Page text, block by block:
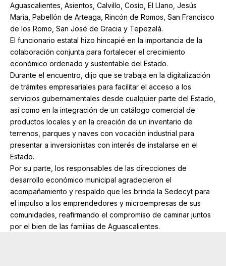
Aguascalientes, Asientos, Calvillo, Cosío, El Llano, Jesús
María, Pabellón de Arteaga, Rincón de Romos, San Francisco
de los Romo, San José de Gracia y Tepezalá.
El funcionario estatal hizo hincapié en la importancia de la
colaboración conjunta para fortalecer el crecimiento
económico ordenado y sustentable del Estado.
Durante el encuentro, dijo que se trabaja en la digitalización
de trámites empresariales para facilitar el acceso a los
servicios gubernamentales desde cualquier parte del Estado,
así como en la integración de un catálogo comercial de
productos locales y en la creación de un inventario de
terrenos, parques y naves con vocación industrial para
presentar a inversionistas con interés de instalarse en el
Estado.
Por su parte, los responsables de las direcciones de
desarrollo económico municipal agradecieron el
acompañamiento y respaldo que les brinda la Sedecyt para
el impulso a los emprendedores y microempresas de sus
comunidades, reafirmando el compromiso de caminar juntos
por el bien de las familias de Aguascalientes.